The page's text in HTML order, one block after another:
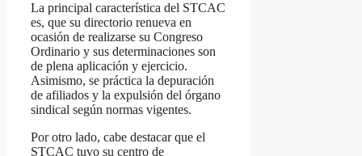
La principal característica del STCAC
es, que su directorio renueva en
ocasión de realizarse su Congreso
Ordinario y sus determinaciones son
de plena aplicación y ejercicio.
Asimismo, se práctica la depuración
de afiliados y la expulsión del órgano
sindical según normas vigentes.
Por otro lado, cabe destacar que el
STCAC tuvo su centro de